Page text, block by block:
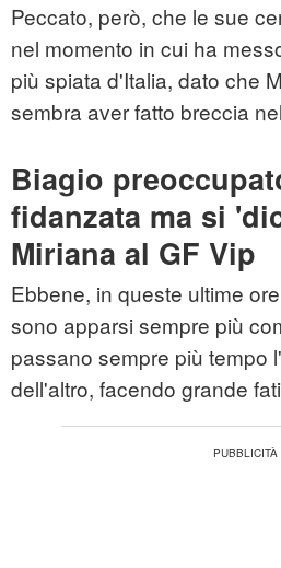
Peccato, però, che le sue
nel momento in cui ha
più spiata d'Italia, dato che
sembra aver fatto breccia
Biagio
fidanzata ma si
Miriana al GF Vip
Ebbene, in queste ultime
sono apparsi sempre più
passano sempre più tempo
dell'altro, facendo grande